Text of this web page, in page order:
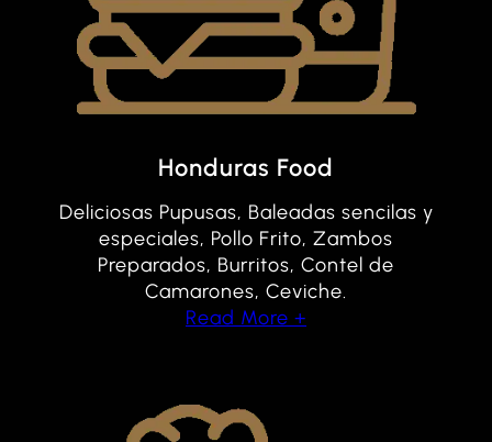
Honduras Food
Deliciosas Pupusas, Baleadas sencilas y
especiales, Pollo Frito, Zambos
Preparados, Burritos, Contel de
Camarones, Ceviche.
Read More +